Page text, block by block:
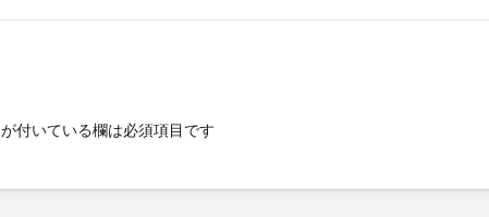
が付いている欄は必須項目です